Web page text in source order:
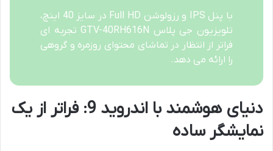
با پنل IPS و رزولوشن Full HD در سایز 40 اینچ،
تلویزیون جی پلاس GTV-40RH616N تجربه ای
فراتر از انتظار در تماشای محتوای روزمره و گروهی
را ارائه می دهد.
دنیای هوشمند با اندروید 9: فراتر از یک
نمایشگر ساده